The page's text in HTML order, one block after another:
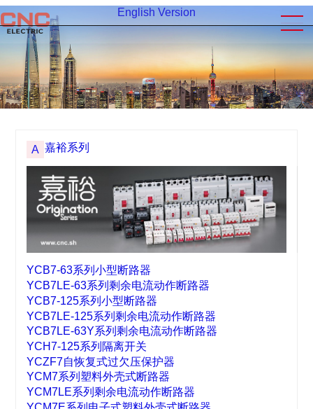
English Version
A 嘉裕系列
YCB7-63系列小型断路器
YCB7LE-63系列剩余电流动作断路器
YCB7-125系列小型断路器
YCB7LE-125系列剩余电流动作断路器
YCB7LE-63Y系列剩余电流动作断路器